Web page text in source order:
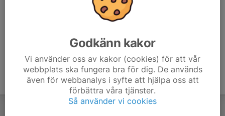
Godkänn kakor
Vi använder oss av kakor (cookies) för att vår
webbplats ska fungera bra för dig. De används
även för webbanalys i syfte att hjälpa oss att
förbättra våra tjänster.
Så använder vi cookies